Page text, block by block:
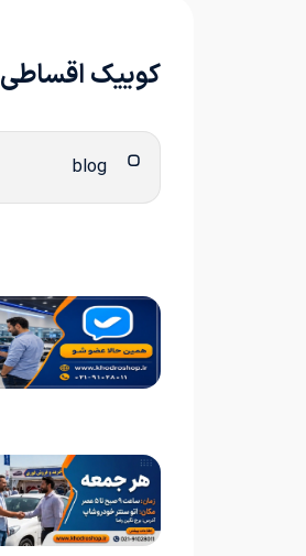
کوییک اقساطی 36 ماهه بدون ضامن؛ همین امروز اقدام کن تا جا نمونی!